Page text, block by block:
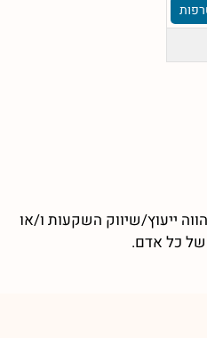
ייעוץ/שיווק השקעות ו/או
של כל אדם.